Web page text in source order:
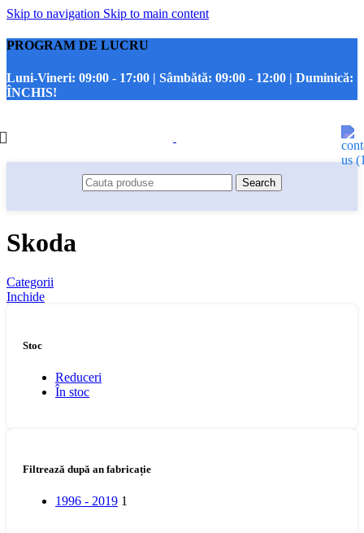
Skip to navigation Skip to main content
PROGRAM DE LUCRU
Luni-Vineri: 09:00 - 17:00 | Sâmbătă: 09:00 - 12:00 | Duminică:
ÎNCHIS!
Search
Skoda
Categorii
Inchide
Stoc
Reduceri
În stoc
Filtrează după an fabricație
1996 - 2019 1